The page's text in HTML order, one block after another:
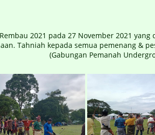
2021 pada 27 November 2021
Tahniah kepada semua pemenang &
(Gabungan Pemanah